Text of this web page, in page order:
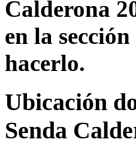
Calderona
en la sección
hacerlo.
Ubicación
Senda